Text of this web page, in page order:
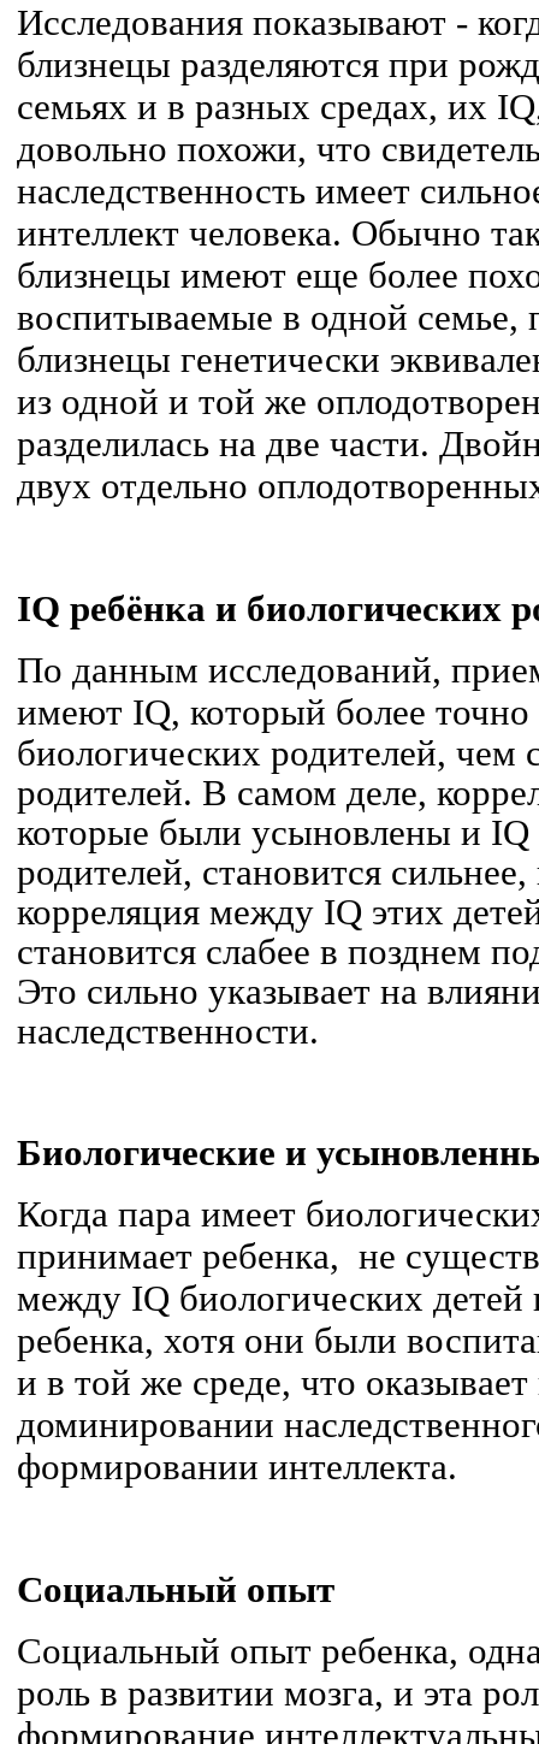
Исследования показывают -
близнецы разделяются при
семьях и в разных средах, их
довольно похожи, что
наследственность имеет
интеллект человека. Обычно
близнецы имеют еще более
воспитываемые в одной семье,
близнецы генетически
из одной и той же
разделилась на две части.
двух отдельно
IQ ребёнка и биологических
По данным исследований,
имеют IQ, который более
биологических родителей, чем
родителей. В самом деле,
которые были усыновлены и IQ
родителей, становится
корреляция между IQ этих
становится слабее в позднем
Это сильно указывает на
наследственности.
Биологические и
Когда пара имеет
принимает ребенка, не
между IQ биологических
ребенка, хотя они были
и в той же среде, что
доминировании
формировании интеллекта.
Социальный опыт
Социальный опыт ребенка,
роль в развитии мозга, и эта
формирование